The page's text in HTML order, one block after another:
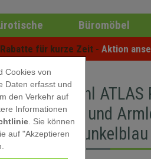
Büromöbel
für kurze Zeit - Aktion
Bürostuhl ATLAS
Rücken- und
Farbe Dunkelblau
Cookies von
Daten erfasst und
den Verkehr auf
Informationen
. Sie können
auf "Akzeptieren